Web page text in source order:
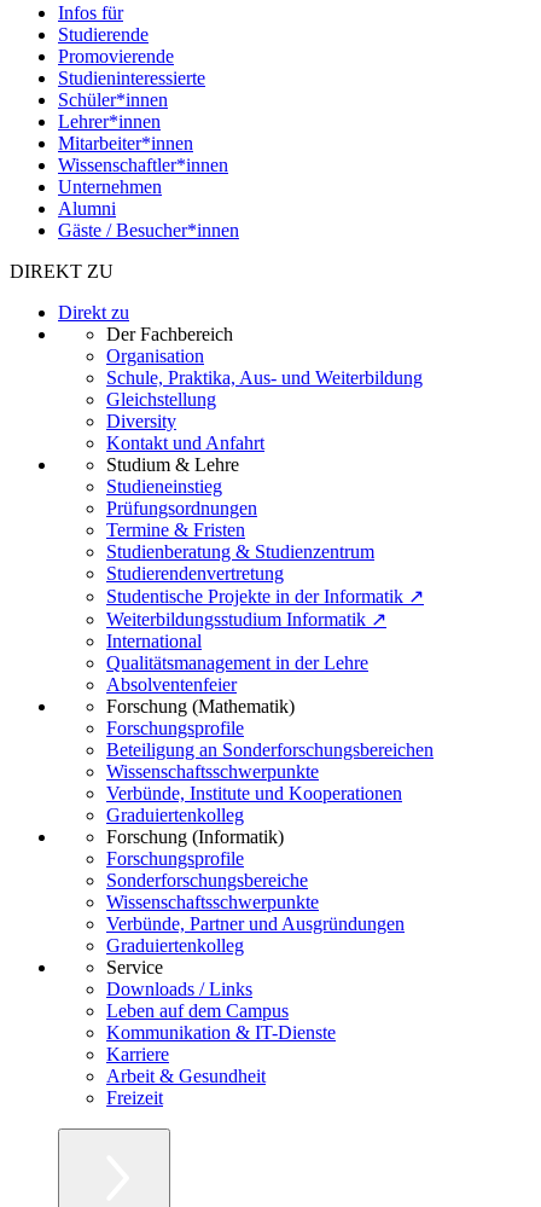
Infos für
Studierende
Promovierende
Studieninteressierte
Schüler*innen
Lehrer*innen
Mitarbeiter*innen
Wissenschaftler*innen
Unternehmen
Alumni
Gäste / Besucher*innen
DIREKT ZU
Direkt zu
Der Fachbereich
Organisation
Schule, Praktika, Aus- und Weiterbildung
Gleichstellung
Diversity
Kontakt und Anfahrt
Studium & Lehre
Studieneinstieg
Prüfungsordnungen
Termine & Fristen
Studienberatung & Studienzentrum
Studierendenvertretung
Studentische Projekte in der Informatik ↗
Weiterbildungsstudium Informatik ↗
International
Qualitätsmanagement in der Lehre
Absolventenfeier
Forschung (Mathematik)
Forschungsprofile
Beteiligung an Sonderforschungsbereichen
Wissenschaftsschwerpunkte
Verbünde, Institute und Kooperationen
Graduiertenkolleg
Forschung (Informatik)
Forschungsprofile
Sonderforschungsbereiche
Wissenschaftsschwerpunkte
Verbünde, Partner und Ausgründungen
Graduiertenkolleg
Service
Downloads / Links
Leben auf dem Campus
Kommunikation & IT-Dienste
Karriere
Arbeit & Gesundheit
Freizeit